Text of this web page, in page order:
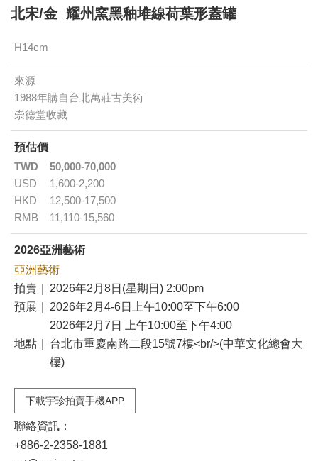
北宋/金 耀州窯黑釉堆線荷葉形蓋罐
H14cm
來源
1988年購自台北萬莊古美術
崇德堂收藏
預估價
TWD
50,000-70,000
USD
1,600-2,200
HKD
12,500-17,500
RMB
11,110-15,560
2026亞洲藝術
亞洲藝術
拍賣｜
2026年2月8日(星期日) 2:00pm
預展｜
2026年2月4-6日上午10:00至下午6:00
2026年2月7日 上午10:00至下午4:00
地點｜
台北市重慶南路二段15號7樓<br/>(中華文化總會大
樓)
下載宇珍拍賣手機APP
聯絡資訊：
+886-2-2358-1881